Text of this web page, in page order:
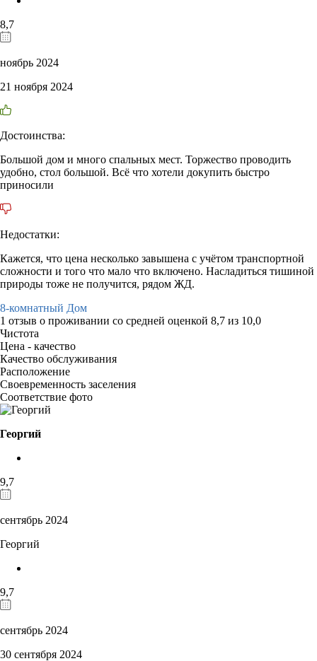
8,7
ноябрь 2024
21 ноября 2024
Достоинства:
Большой дом и много спальных мест. Торжество проводить
удобно, стол большой. Всё что хотели докупить быстро
приносили
Недостатки:
Кажется, что цена несколько завышена с учётом транспортной
сложности и того что мало что включено. Насладиться тишиной
природы тоже не получится, рядом ЖД.
8-комнатный Дом
1 отзыв о проживании со средней оценкой 8,7 из 10,0
Чистота
Цена - качество
Качество обслуживания
Расположение
Своевременность заселения
Соответствие фото
Георгий
9,7
сентябрь 2024
Георгий
9,7
сентябрь 2024
30 сентября 2024